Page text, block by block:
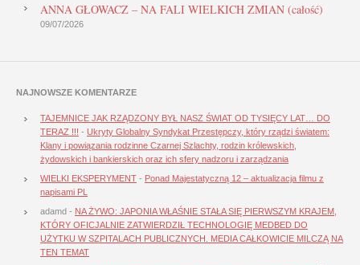
ANNA GŁOWACZ – NA FALI WIELKICH ZMIAN (całość)
09/07/2026
NAJNOWSZE KOMENTARZE
TAJEMNICE JAK RZĄDZONY BYŁ NASZ ŚWIAT OD TYSIĘCY LAT… DO
TERAZ !!! - Ukryty Globalny Syndykat Przestępczy, który rządzi światem:
Klany i powiązania rodzinne Czarnej Szlachty, rodzin królewskich,
żydowskich i bankierskich oraz ich sfery nadzoru i zarządzania
WIELKI EKSPERYMENT - Ponad Majestatyczną 12 – aktualizacja filmu z
napisami PL
adamd - NA ŻYWO: JAPONIA WŁAŚNIE STAŁA SIĘ PIERWSZYM KRAJEM,
KTÓRY OFICJALNIE ZATWIERDZIŁ TECHNOLOGIĘ MEDBED DO
UŻYTKU W SZPITALACH PUBLICZNYCH. MEDIA CAŁKOWICIE MILCZĄ NA
TEN TEMAT